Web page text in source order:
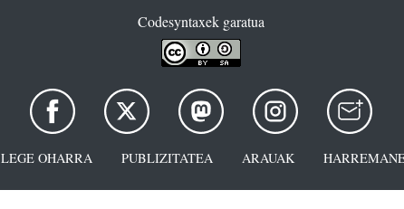
Codesyntaxek garatua
LEGE OHARRA PUBLIZITATEA ARAUAK